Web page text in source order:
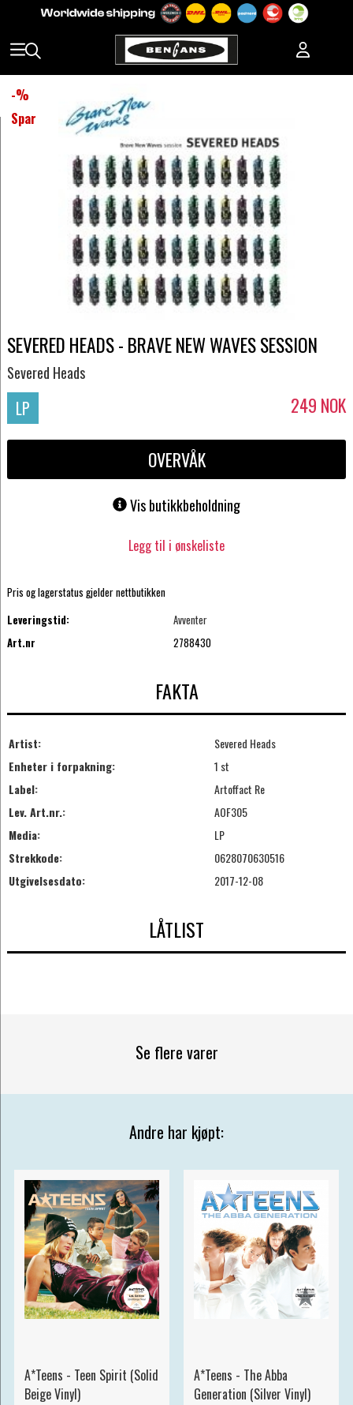
-%
Spar
SEVERED HEADS - BRAVE NEW WAVES SESSION
Severed Heads
LP 249 NOK
OVERVÅK
Vis butikkbeholdning
Legg til i ønskeliste
Pris og lagerstatus gjelder nettbutikken
Leveringstid:
Avventer
Art.nr
2788430
FAKTA
Artist:
Severed Heads
Enheter i forpakning:
1 st
Label:
Artoffact Re
Lev. Art.nr.:
AOF305
Media:
LP
Strekkode:
0628070630516
Utgivelsesdato:
2017-12-08
LÅTLIST
Se flere varer
Andre har kjøpt:
A*Teens - Teen Spirit (Solid
Beige Vinyl)
A*Teens - The Abba
Generation (Silver Vinyl)